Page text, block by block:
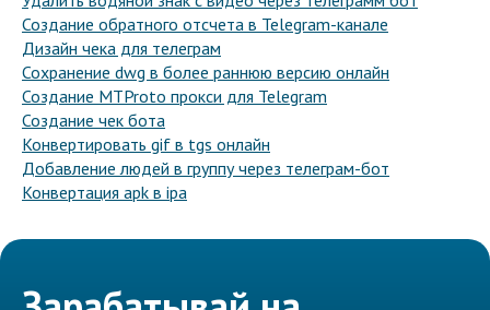
Создание обратного отсчета в Telegram-канале
Дизайн чека для телеграм
Сохранение dwg в более раннюю версию онлайн
Создание MTProto прокси для Telegram
Создание чек бота
Конвертировать gif в tgs онлайн
Добавление людей в группу через телеграм-бот
Конвертация apk в ipa